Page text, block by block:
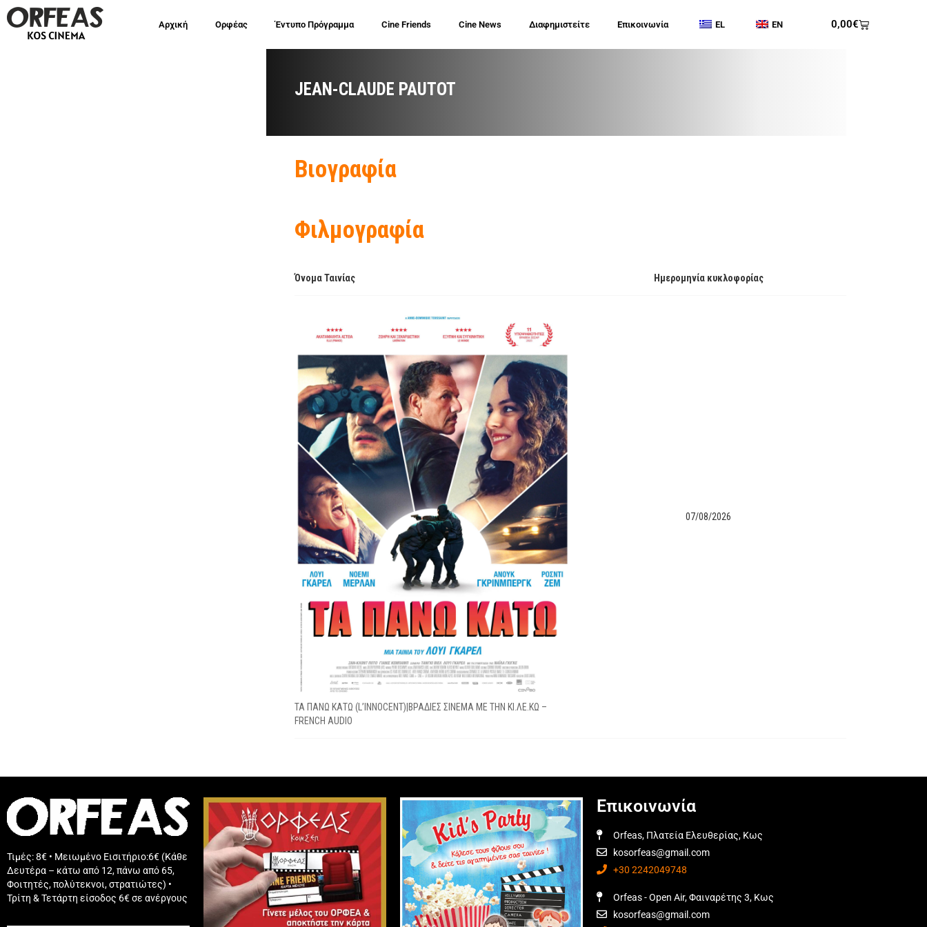
Αρχική Ορφέας Έντυπο Πρόγραμμα Cine Friends Cine News Διαφημιστείτε Επικοινωνία EL EN 0,00€
JEAN-CLAUDE PAUTOT
Βιογραφία
Φιλμογραφία
Όνομα Ταινίας Ημερομηνία κυκλοφορίας
ΤΑ ΠΑΝΩ ΚΑΤΩ (L’INNOCENT)|ΒΡΑΔΙΕΣ ΣΙΝΕΜΑ ΜΕ ΤΗΝ ΚΙ.ΛΕ.ΚΩ –
FRENCH AUDIO
07/08/2026
Τιμές: 8€ • Μειωμένο Εισιτήριο:6€ (Κάθε
Δευτέρα – κάτω από 12, πάνω από 65,
Φοιτητές, πολύτεκνοι, στρατιώτες) •
Τρίτη & Τετάρτη είσοδος 6€ σε ανέργους
Επικοινωνία
Orfeas, Πλατεία Ελευθερίας, Κως
kosorfeas@gmail.com
+30 2242049748
Orfeas - Open Air, Φαιναρέτης 3, Κως
kosorfeas@gmail.com